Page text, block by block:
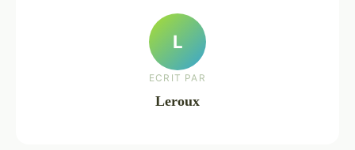
L
ECRIT PAR
Leroux